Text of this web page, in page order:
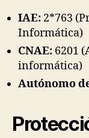
IAE: 2*763
Informática)
CNAE: 6201
informática)
Autónomo